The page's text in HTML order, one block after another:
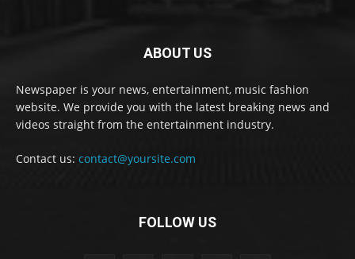
ABOUT US
Newspaper is your news, entertainment, music fashion
website. We provide you with the latest breaking news and
videos straight from the entertainment industry.
Contact us: contact@yoursite.com
FOLLOW US